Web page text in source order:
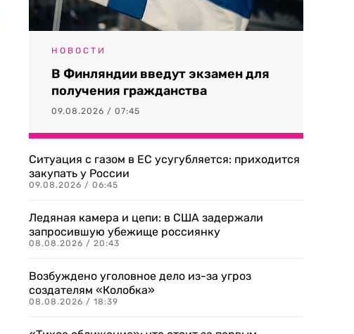
НОВОСТИ
В Финляндии введут экзамен для
получения гражданства
09.08.2026 / 07:45
Ситуация с газом в ЕС усугубляется: приходится
закупать у России
09.08.2026 / 06:45
Ледяная камера и цепи: в США задержали
запросившую убежище россиянку
08.08.2026 / 20:43
Возбуждено уголовное дело из-за угроз
создателям «Колобка»
08.08.2026 / 18:39